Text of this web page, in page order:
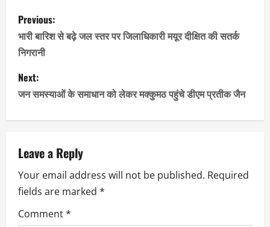
P
o
s
t
n
a
v
i
g
Previous:
भारी बारिश से बढ़े जल स्तर पर जिलाधिकारी मयूर दीक्षित की सतर्क
निगरानी
Next:
जन समस्याओं के समाधान को लेकर मक्कुमठ पहुंचे डीएम प्रतीक जैन
Leave a Reply
Your email address will not be published. Required
fields are marked *
Comment*